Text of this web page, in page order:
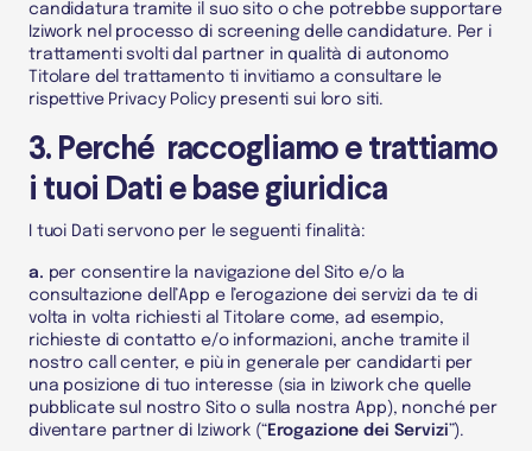
candidatura tramite il suo sito o che potrebbe supportare
Iziwork nel processo di screening delle candidature. Per i
trattamenti svolti dal partner in qualità di autonomo
Titolare del trattamentoti invitiamo a consultare le
rispettive Privacy Policy presenti sui loro siti.
3. Perché raccogliamo e trattiamo
i tuoi Dati e base giuridica
I tuoi Dati servono per le seguenti finalità:
a. per consentire la navigazione del Sito e/o la
consultazione dell’App e l’erogazione dei servizi da te di
volta in volta richiesti al
Titolare come, ad esempio,
richieste di contatto e/o informazioni, anche tramite il
nostro call center, e più in generale per candidarti per
una posizione di tuo interesse (sia in Iziwork che quelle
pubblicate sul nostro Sito o sulla nostra App ), nonché per
diventare partner di Iziwork (“Erogazione dei Servizi”).